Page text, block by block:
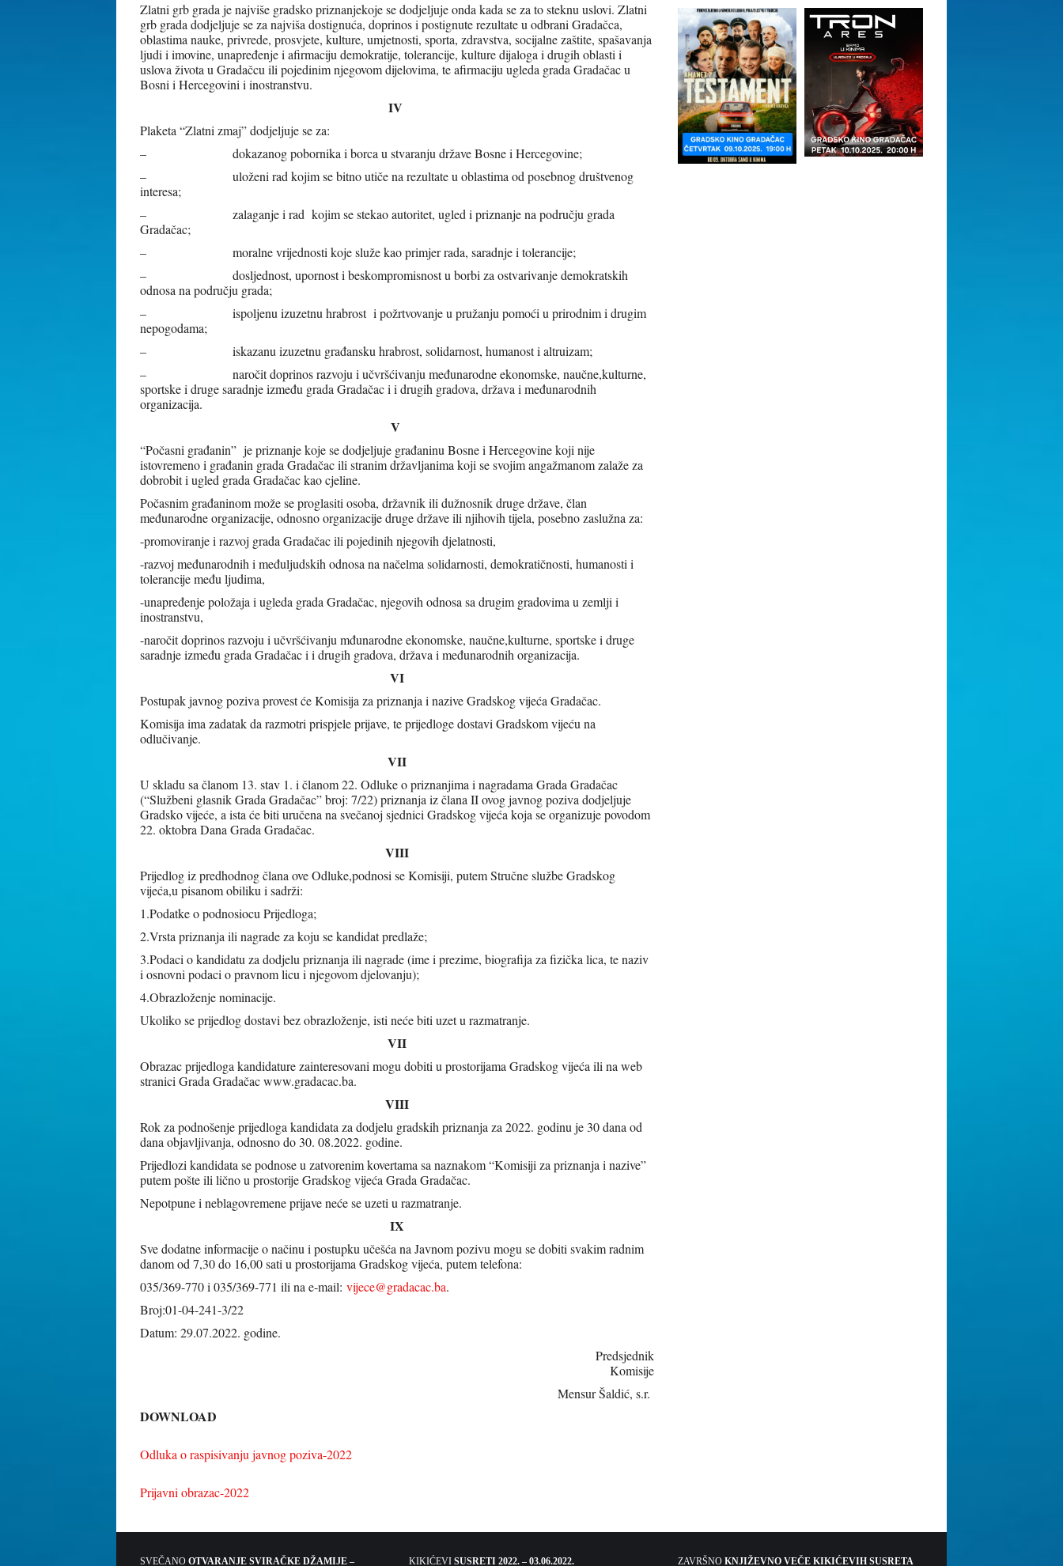
Zlatni grb grada je najviše gradsko priznanjekoje se dodjeljuje onda kada se za to steknu uslovi. Zlatni
grb grada dodjeljuje se za najviša dostignuća, doprinos i postignute rezultate u odbrani Gradačca,
oblastima nauke, privrede, prosvjete, kulture, umjetnosti, sporta, zdravstva, socijalne zaštite, spašavanja
ljudi i imovine, unapređenje i afirmaciju demokratije, tolerancije, kulture dijaloga i drugih oblasti i
uslova života u Gradačcu ili pojedinim njegovom dijelovima, te afirmaciju ugleda grada Gradačac u
Bosni i Hercegovini i inostranstvu.
IV
Plaketa “Zlatni zmaj” dodjeljuje se za:
– dokazanog pobornika i borca u stvaranju države Bosne i Hercegovine;
– uloženi rad kojim se bitno utiče na rezultate u oblastima od posebnog društvenog
interesa;
– zalaganje i rad kojim se stekao autoritet, ugled i priznanje na području grada
Gradačac;
– moralne vrijednosti koje služe kao primjer rada, saradnje i tolerancije;
– dosljednost, upornost i beskompromisnost u borbi za ostvarivanje demokratskih
odnosa na području grada;
– ispoljenu izuzetnu hrabrost i požrtvovanje u pružanju pomoći u prirodnim i drugim
nepogodama;
– iskazanu izuzetnu građansku hrabrost, solidarnost, humanost i altruizam;
– naročit doprinos razvoju i učvršćivanju međunarodne ekonomske, naučne,kulturne,
sportske i druge saradnje između grada Gradačac i i drugih gradova, država i međunarodnih
organizacija.
V
“Počasni građanin” je priznanje koje se dodjeljuje građaninu Bosne i Hercegovine koji nije
istovremeno i građanin grada Gradačac ili stranim državljanima koji se svojim angažmanom zalaže za
dobrobit i ugled grada Gradačac kao cjeline.
Počasnim građaninom može se proglasiti osoba, državnik ili dužnosnik druge države, član
međunarodne organizacije, odnosno organizacije druge države ili njihovih tijela, posebno zaslužna za:
-promoviranje i razvoj grada Gradačac ili pojedinih njegovih djelatnosti,
-razvoj međunarodnih i međuljudskih odnosa na načelma solidarnosti, demokratičnosti, humanosti i
tolerancije među ljudima,
-unapređenje položaja i ugleda grada Gradačac, njegovih odnosa sa drugim gradovima u zemlji i
inostranstvu,
-naročit doprinos razvoju i učvršćivanju mđunarodne ekonomske, naučne,kulturne, sportske i druge
saradnje između grada Gradačac i i drugih gradova, država i međunarodnih organizacija.
VI
Postupak javnog poziva provest će Komisija za priznanja i nazive Gradskog vijeća Gradačac.
Komisija ima zadatak da razmotri prispjele prijave, te prijedloge dostavi Gradskom vijeću na
odlučivanje.
VII
U skladu sa članom 13. stav 1. i članom 22. Odluke o priznanjima i nagradama Grada Gradačac
(“Službeni glasnik Grada Gradačac” broj: 7/22) priznanja iz člana II ovog javnog poziva dodjeljuje
Gradsko vijeće, a ista će biti uručena na svečanoj sjednici Gradskog vijeća koja se organizuje povodom
22. oktobra Dana Grada Gradačac.
VIII
Prijedlog iz predhodnog člana ove Odluke,podnosi se Komisiji, putem Stručne službe Gradskog
vijeća,u pisanom obiliku i sadrži:
1.Podatke o podnosiocu Prijedloga;
2.Vrsta priznanja ili nagrade za koju se kandidat predlaže;
3.Podaci o kandidatu za dodjelu priznanja ili nagrade (ime i prezime, biografija za fizička lica, te naziv
i osnovni podaci o pravnom licu i njegovom djelovanju);
4.Obrazloženje nominacije.
Ukoliko se prijedlog dostavi bez obrazloženje, isti neće biti uzet u razmatranje.
VII
Obrazac prijedloga kandidature zainteresovani mogu dobiti u prostorijama Gradskog vijeća ili na web
stranici Grada Gradačac www.gradacac.ba.
VIII
Rok za podnošenje prijedloga kandidata za dodjelu gradskih priznanja za 2022. godinu je 30 dana od
dana objavljivanja, odnosno do 30. 08.2022. godine.
Prijedlozi kandidata se podnose u zatvorenim kovertama sa naznakom “Komisiji za priznanja i nazive”
putem pošte ili lično u prostorije Gradskog vijeća Grada Gradačac.
Nepotpune i neblagovremene prijave neće se uzeti u razmatranje.
IX
Sve dodatne informacije o načinu i postupku učešća na Javnom pozivu mogu se dobiti svakim radnim
danom od 7,30 do 16,00 sati u prostorijama Gradskog vijeća, putem telefona:
035/369-770 i 035/369-771 ili na e-mail: vijece@gradacac.ba.
Broj:01-04-241-3/22
Datum: 29.07.2022. godine.
Predsjednik
Komisije
Mensur Šaldić, s.r.
DOWNLOAD
Odluka o raspisivanju javnog poziva-2022
Prijavni obrazac-2022
SVEČANO OTVARANJE SVIRAČKE DŽAMIJE – KIKIĆEVI SUSRETI 2022. – 03.06.2022. ZAVRŠNO KNJIŽEVNO VEČE KIKIĆEVIH SUSRETA